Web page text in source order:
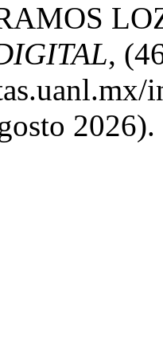
,
2026).